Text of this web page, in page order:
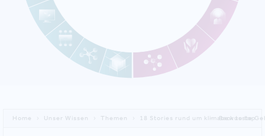
Home Unser Wissen Themen 18 Stories rund um klimabewusste
Back to top